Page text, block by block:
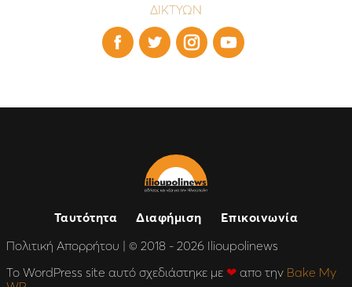
ΔΙΚΤΥΩΝ
   
Ταυτότητα Διαφήμιση
Επικοινωνία
Πολιτική Απορρήτου | © 2018 - 2026 Ilioupolinews
Το WordPress site αυτό σχεδιάστηκε με ❤ απο την Bake My